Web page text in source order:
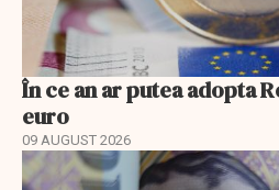
În ce an ar putea adopta
euro
09 AUGUST 2026